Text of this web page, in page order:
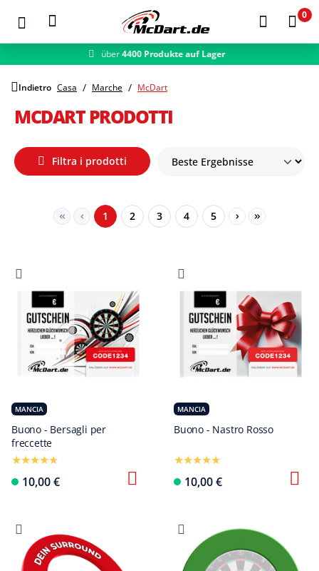
Zum Hauptinhalt springen
0
schneller Versand
Indietro Casa Marche McDart
MCDART PRODOTTI
Filtra i prodotti
Seite
1 Seite
2 Seite
3 Seite
4 Seite
5
MANCIA
Buono - Bersagli per
freccette
10,00 € Configura ora
MANCIA
Buono - Nastro Rosso
10,00 €